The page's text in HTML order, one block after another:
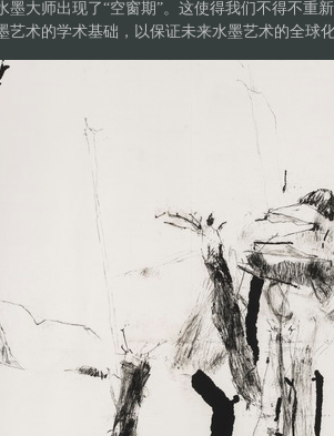
墨大师出现了“空窗期”。这使得我们不得不重
艺术的学术基础，以保证未来水墨艺术的全球